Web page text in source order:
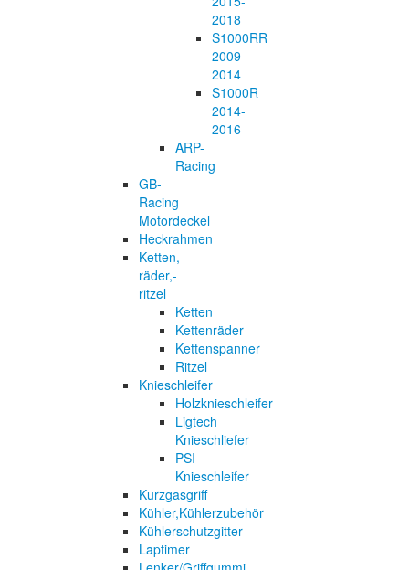
2018
S1000RR
2009-
2014
S1000R
2014-
2016
ARP-
Racing
GB-
Racing
Motordeckel
Heckrahmen
Ketten,-
räder,-
ritzel
Ketten
Kettenräder
Kettenspanner
Ritzel
Knieschleifer
Holzknieschleifer
Ligtech
Knieschliefer
PSI
Knieschleifer
Kurzgasgriff
Kühler,Kühlerzubehör
Kühlerschutzgitter
Laptimer